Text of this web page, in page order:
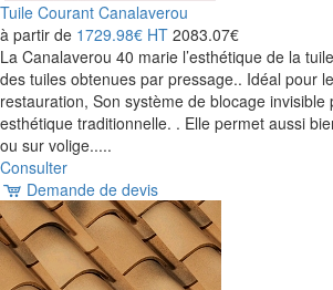
Tuile Courant Canalaverou
à partir de 1729.98€ HT 2083.07€
La Canalaverou 40 marie l’esthétique de la
des tuiles obtenues par pressage.. Idéal pour
restauration, Son système de blocage invisible
esthétique traditionnelle. . Elle permet aussi
ou sur volige.....
Consulter
Demande de devis